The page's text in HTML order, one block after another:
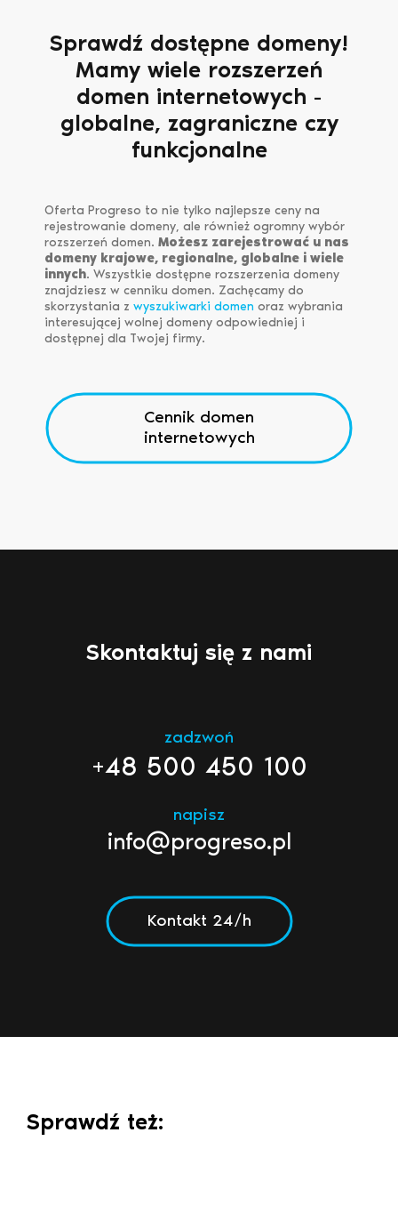
Sprawdź dostępne domeny!
Mamy wiele rozszerzeń
domen internetowych -
globalne, zagraniczne czy
funkcjonalne
Oferta Progreso to nie tylko najlepsze ceny na
rejestrowanie domeny, ale również ogromny wybór
rozszerzeń domen. Możesz zarejestrować u nas
domeny krajowe, regionalne, globalne i wiele
innych. Wszystkie dostępne rozszerzenia domeny
znajdziesz w cenniku domen. Zachęcamy do
skorzystania z wyszukiwarki domen oraz wybrania
interesującej wolnej domeny odpowiedniej i
dostępnej dla Twojej firmy.
Cennik domen
internetowych
Skontaktuj się z nami
zadzwoń
+48 500 450 100
napisz
info@progreso.pl
Kontakt 24/h
Sprawdź też: